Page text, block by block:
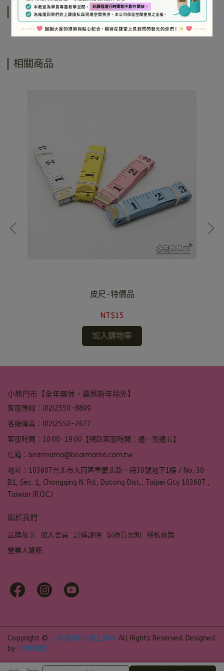
運送方式
相關商品
皮尺-特價品
NT$15
加入購物車
小熊門市【全年無休，農曆新年除外】
客服專線：(02)2550-8899
客服傳真：(02)2552-2677
客服時間：10:00-19:00【網路客服時間：週一到週五】
信箱：bearmama@bearmama.com.tw
地址：103607台北市大同區重慶北路一段30號地下1樓 / No. 30-
B1, Sec. 1, Chongqing N. Rd., Datong Dist., Taipei City 103607 ,
Taiwan (R.O.C.)
關於我們
品牌故事 加入會員 訂購說明 退換貨需知
隱私政策
營業人資訊
Copyright © 小熊媽媽DIY線上購物 All Rights Reserved. Designed
by CYBERBIZ.